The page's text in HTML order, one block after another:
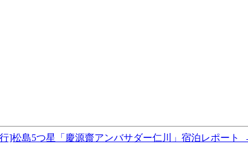
]松島5つ星「慶源齋アンバサダー仁川」宿泊レポート